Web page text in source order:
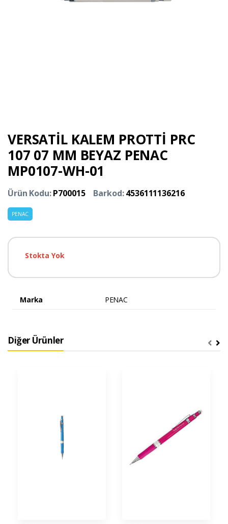
VERSATİL KALEM PROTTİ PRC
107 07 MM BEYAZ PENAC
MP0107-WH-01
Ürün Kodu:P700015 Barkod:4536111136216
PENAC
Stokta Yok
Marka PENAC
Diğer Ürünler